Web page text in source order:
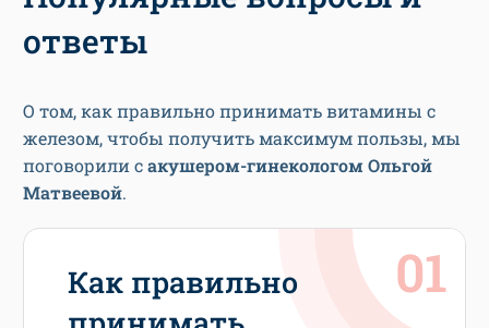
ответы
О том, как правильно принимать витамины с
железом, чтобы получить максимум пользы, мы
поговорили сакушером-гинекологом Ольгой
Матвеевой.
Как правильно